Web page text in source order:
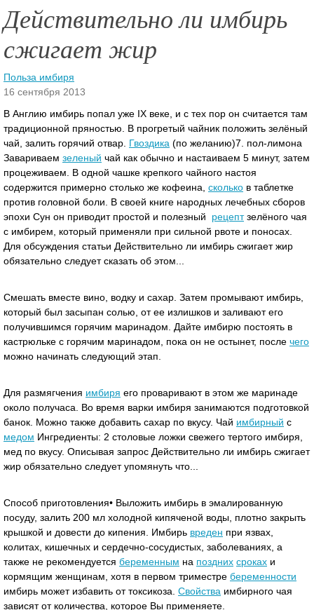
Действительно ли имбирь
сжигает жир
Польза имбиря
16 сентября 2013
В Англию имбирь попал уже IX веке, и с тех пор он считается там
традиционной пряностью. В прогретый чайник положить зелёный
чай, залить горячий отвар. Гвоздика (по желанию)7. пол-лимона
Завариваем зеленый чай как обычно и настаиваем 5 минут, затем
процеживаем.
В одной чашке крепкого чайного настоя
содержится примерно столько же кофеина, сколько в таблетке
против головной боли. В своей книге народных лечебных сборов
эпохи Сун он приводит простой и полезный рецептзелёного чая
с имбирем, который применяли при сильной рвоте и поносах.
Для обсуждения статьи Действительно ли имбирь сжигает жир
обязательно следует сказать об этом...
Смешать вместе вино, водку и сахар. Затем промывают имбирь,
который был засыпан солью, от ее излишков и заливают его
получившимся горячим маринадом. Дайте имбирю постоять в
кастрюльке с горячим маринадом, пока он не остынет, после чего
можно начинать следующий этап.
Для размягчения имбиря его проваривают в этом же маринаде
около получаса. Во время варки имбиря занимаются подготовкой
банок. Можно также добавить сахар по вкусу. Чай имбирный с
медом Ингредиенты: 2 столовые ложки свежего тертого имбиря,
мед по вкусу. Описывая запрос Действительно ли имбирь сжигает
жир обязательно следует упомянуть что...
Способ приготовления• Выложить имбирь в эмалированную
посуду, залить 200 мл холодной кипяченой воды, плотно закрыть
крышкой и довести до кипения. Имбирь вреден при язвах,
колитах, кишечных и сердечно-сосудистых, заболеваниях, а
также не рекомендуется беременным на поздних сроках и
кормящим женщинам, хотя в первом триместре беременности
имбирь может избавить от токсикоза. Свойства имбирного чая
зависят от количества, которое Вы применяете.